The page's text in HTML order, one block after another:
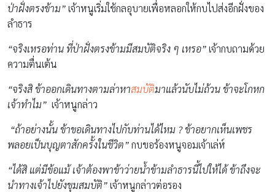
ป่าฝั่งตรงข้าม”เจ้าหนูเริ่มใช้กลอุบายเพื่อหลอกให้กบไปส่งอีกฝั่งของ
ลำธาร
“จริงเหรอท่าน ที่ป่าฝั่งตรงข้ามมีสมบัติจริง ๆ เหรอ”เจ้ากบถามด้วย
ความตื่นเต้น
“จริงสิ ข้าออกเดินทางตามล่าหาสมบัติมาแล้วนับไม่ถ้วน ข้าจะโกหก
เจ้าทำไม” เจ้าหนูกล่าว
“ถ้าอย่างนั้น ข้าขอเดินทางไปกับท่านได้ไหม ? ข้าอยากเห็นเพชร
พลอยเป็นบุญตาสักครั้งในชีวิต”กบขอร้องหนูจอมเจ้าเล่ห์
“ได้สิ แต่มีข้อแม้ เจ้าต้องพาข้าว่ายน้ำข้ามลำธารนี้ไปให้ได้ ข้าถึงจะ
นำทางเจ้าไปยังขุมสมบัติ”เจ้าหนูกล่าวต่อรอง